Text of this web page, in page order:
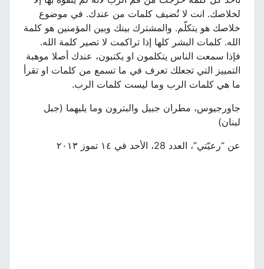
لخلاصك. انت لا تُضيف كلمات من عندك. في موضوع
خلاصك هو يتكلّم. والمشترك بينك وبين المؤمنين هو كلمة
الله. كلمات البشر كلها إذا تراكمت لا تصير كلمة الله.
فإذا سمعت الناس يتكلمون او يكتبون، عندك أصلا موهبة
التمييز التي تجعلك تعرف في ما تسمع من كلمات او تقرأ
ما هي كلمات الرب وما ليست كلمات الرب.
جاورجيوس، مطران جبيل والبترون وما يليهما (جبل
لبنان)
عن “رعيّتي”، العدد 28، الأحد في ١٤ تموز ٢٠١٣